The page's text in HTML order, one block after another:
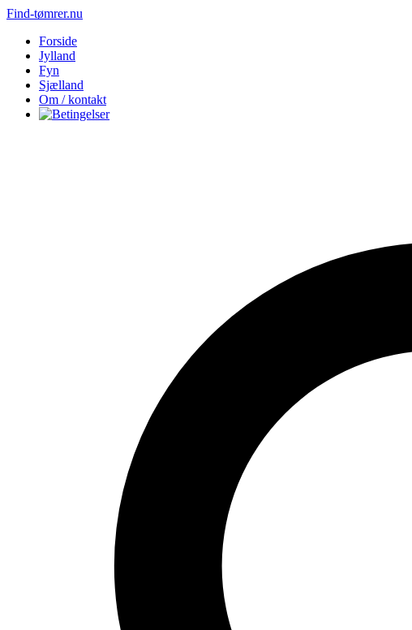
Find-tømrer.nu
Forside
Jylland
Fyn
Sjælland
Om / kontakt